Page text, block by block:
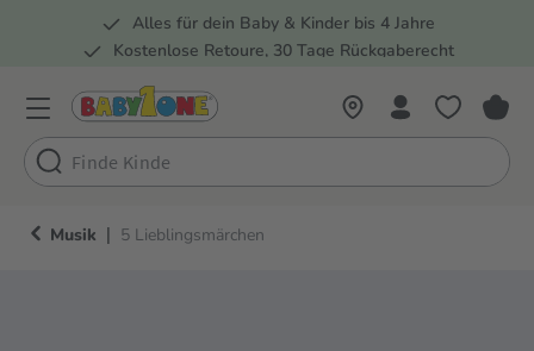
Zur Hauptnavigation springen
Alles für dein Baby & Kinder bis 4 Jahre
Kostenlose Retoure, 30 Tage Rückgaberecht
Musik | 5 Lieblingsmärchen